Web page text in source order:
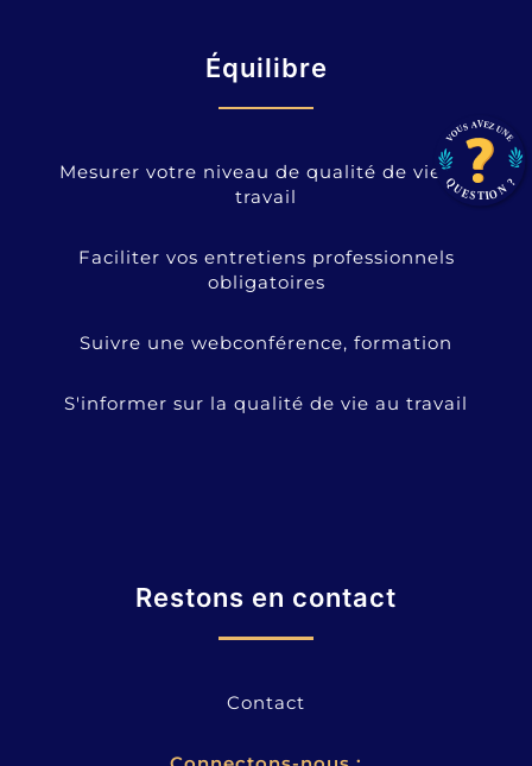
Équilibre
Mesurer votre niveau de qualité de vie au
travail
Faciliter vos entretiens professionnels
obligatoires
Suivre une webconférence, formation
S'informer sur la qualité de vie au travail
Restons en contact
Contact